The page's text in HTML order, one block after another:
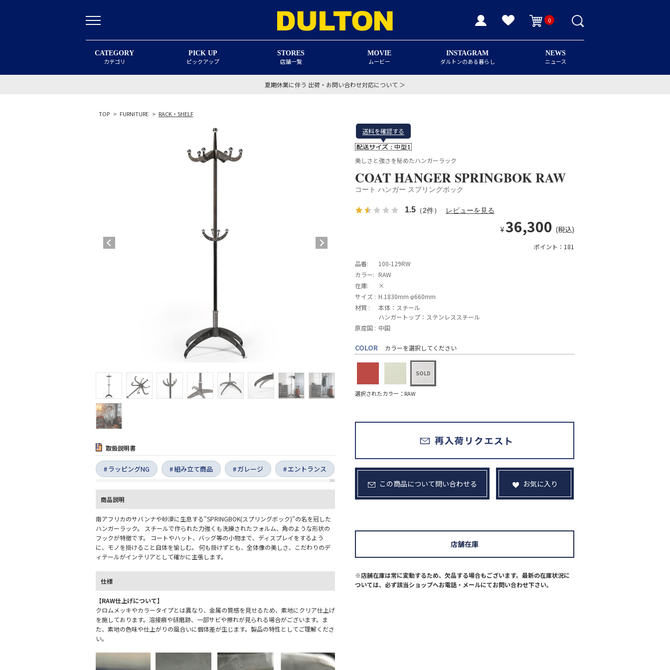
0
CATEGORY
カテゴリ
PICK UP
ピックアップ
STORES
店舗一覧
MOVIE
ムービー
INSTAGRAM
ダルトンのある暮らし
NEWS
ニュース
夏期休業に伴う 出荷・お問い合わせ対応について ＞
TOP > FURNITURE > RACK・SHELF
取扱説明書
ラッピングNG 組み立て商品 ガレージ エントランス
商品説明
南アフリカのサバンナや砂漠に生息する"SPRINGBOK(スプリングボック)"の名を冠した
ハンガーラック。 スチールで作られた力強くも洗練されたフォルム、角のような形状の
フックが特徴です。 コートやハット、バッグ等の小物まで、ディスプレイをするよう
に、モノを掛けること自体を愉しむ。 何も掛けずとも、全体像の美しさ、こだわりのデ
ィテールがインテリアとして確かに主張します。
仕様
【RAW仕上げについて】
クロムメッキやカラータイプとは異なり、金属の質感を見せるため、素地にクリア仕上げ
を施しております。溶接痕や研磨跡、一部サビや擦れが見られる場合がございます。ま
た、素地の色味や仕上がりの風合いに個体差が生じます。製品の特性としてご理解くださ
い。
送料を確認する
美しさと強さを秘めたハンガーラック
COAT HANGER SPRINGBOK RAW
コート ハンガー スプリングボック
1.5 （2件） レビューを見る
¥36,300 (税込)
ポイント：181
品番:
100-129RW
カラー: RAW
在庫:
×
サイズ : H.1830mm φ660mm
材質 :
本体：スチール
ハンガートップ：ステンレススチール
原産国 : 中国
COLOR カラーを選択してください
選択されたカラー：RAW
この商品について問い合わせる お気に入り
※店舗在庫は常に変動するため、欠品する場合もございます。最新の在庫状況に
ついては、必ず該当ショップへお電話・メールにてお問い合わせ下さい。
店舗在庫